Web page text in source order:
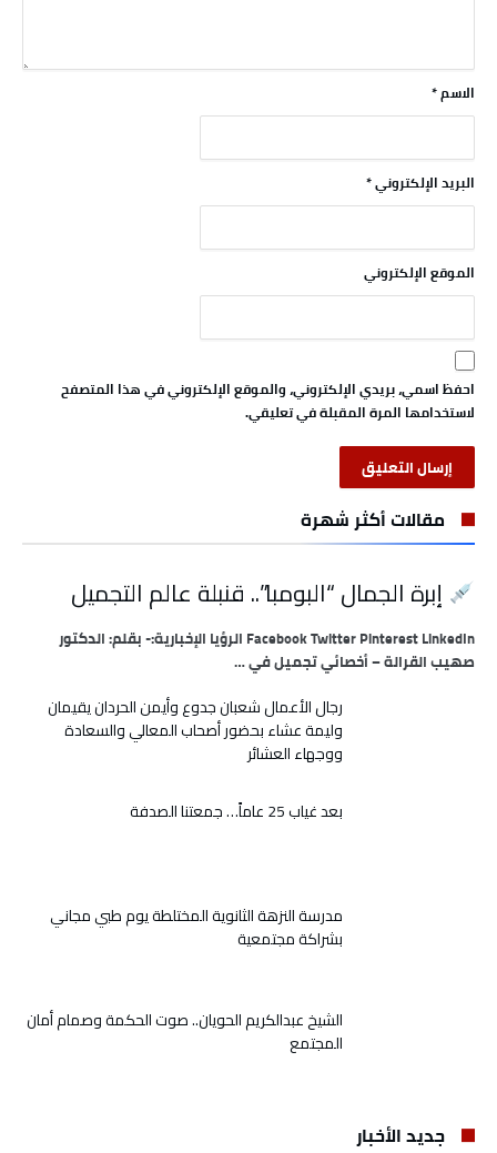
الاسم*
البريد الإلكتروني*
الموقع الإلكتروني
احفظ اسمي، بريدي الإلكتروني، والموقع الإلكتروني في هذا المتصفح
لاستخدامها المرة المقبلة في تعليقي.
مقالات أكثر شهرة
إبرة الجمال “البومبا”.. قنبلة عالم التجميل
Facebook Twitter Pinterest LinkedIn الرؤيا الإخبارية:- بقلم: الدكتور
صهيب القرالة – أخصائي تجميل في …
رجال الأعمال شعبان جدوع وأيمن الحردان يقيمان
وليمة عشاء بحضور أصحاب المعالي والسعادة
ووجهاء العشائر
بعد غياب 25 عاماً… جمعتنا الصدفة
مدرسة النزهة الثانوية المختلطة يوم طبي مجاني
بشراكة مجتمعية
الشيخ عبدالكريم الحويان.. صوت الحكمة وصمام أمان
المجتمع
جديد الأخبار